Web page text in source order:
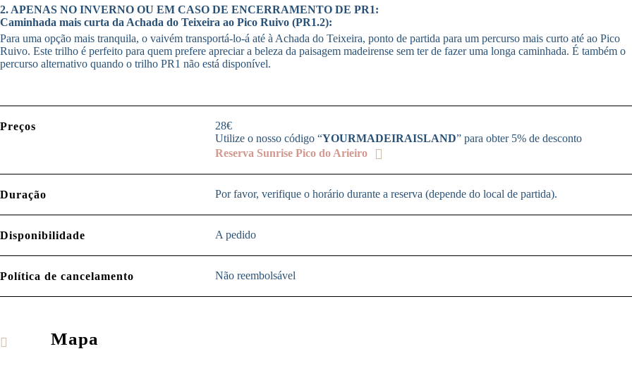
2. APENAS NO INVERNO OU EM CASO DE ENCERRAMENTO DE PR1:
Caminhada mais curta da Achada do Teixeira ao Pico Ruivo (PR1.2):
Para uma opção mais tranquila, o vaivém transportá-lo-á até à Achada do Teixeira, ponto de partida para um percurso mais curto até ao Pico
Ruivo. Este trilho é perfeito para quem prefere apreciar a beleza da paisagem madeirense sem ter de fazer uma longa caminhada. É também o
percurso alternativo quando o trilho PR1 não está disponível.
Preços
28€
Utilize o nosso código “YOURMADEIRAISLAND” para obter 5% de desconto
Reserva Sunrise Pico do Arieiro
Duração Por favor, verifique o horário durante a reserva (depende do local de partida).
Disponibilidade A pedido
Política de cancelamento Não reembolsável
Mapa